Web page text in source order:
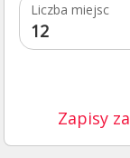
Liczba miejsc
12
Zapisy